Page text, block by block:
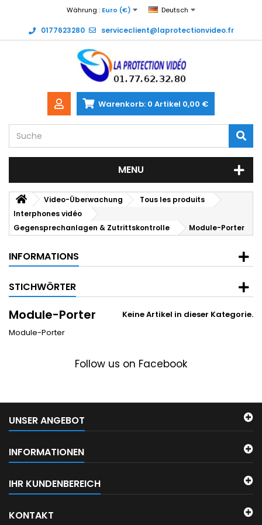
Währung : Euro (€) Deutsch
0177623280 serviceclient@laprotectionvideo.fr
Warenkorb: 0 Artikel 0,00 €
MENU
Video-Überwachung
Tous les produits
Interphones vidéo
Gegensprechanlagen & Zutrittskontrolle
Module-Porter
INFORMATIONS
STICHWÖRTER
Module-Porter
Keine Artikel in dieser Kategorie.
Module-Porter
Follow us on Facebook
UNSER ANGEBOT
INFORMATIONEN
IHR KUNDENBEREICH
KONTAKT